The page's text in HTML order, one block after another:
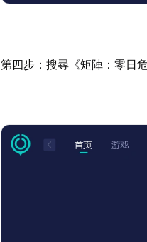
第四步：搜尋《矩陣：零日